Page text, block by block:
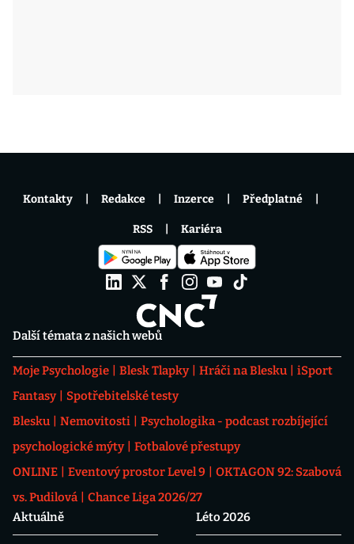
Další témata z našich webů
Moje Psychologie Blesk Tlapky Hráči na Blesku
iSport
Fantasy
Spotřebitelské testy
Blesku
Nemovitosti
Psychologika - podcast rozbíjející
psychologické mýty
Fotbalové přestupy
ONLINE
Eventový prostor Level 9
OKTAGON 92: Szabová
vs. Pudilová
Chance Liga 2026/27
Aktuálně
Léto 2026
Kontakty Redakce Inzerce Předplatné
RSS Kariéra